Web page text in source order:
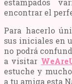
estampados
encontrar el
Para hacerlo
sus iniciales en
no podrá
a visitar
estuche y
a tu amiga esta